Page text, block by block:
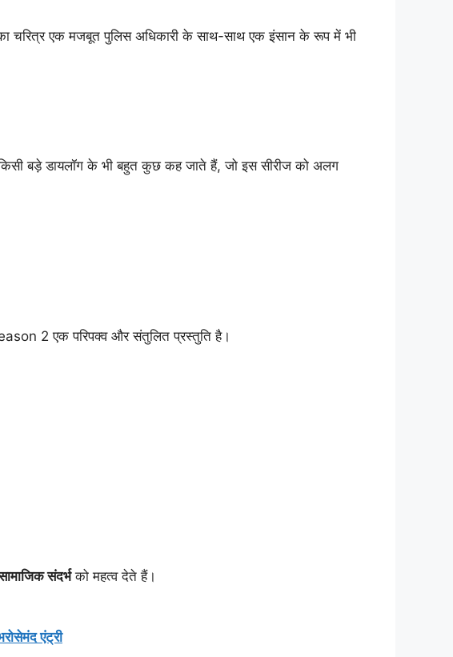
चरित्र एक मजबूत पुलिस अधिकारी के साथ-साथ एक इंसान के रूप में भी
बड़े डायलॉग के भी बहुत कुछ कह जाते हैं, जो इस सीरीज को अलग
2 एक परिपक्व और संतुलित प्रस्तुति है।
संदर्भको महत्व देते हैं।
एंट्री